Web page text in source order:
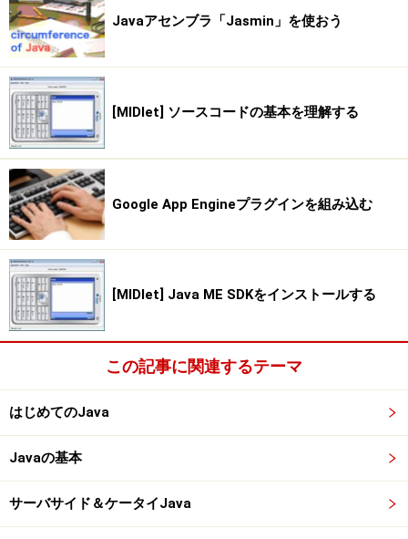
Javaアセンブラ「Jasmin」を使おう
[MIDlet] ソースコードの基本を理解する
Google App Engineプラグインを組み込む
[MIDlet] Java ME SDKをインストールする
この記事に関連するテーマ
はじめてのJava
Javaの基本
サーバサイド＆ケータイJava